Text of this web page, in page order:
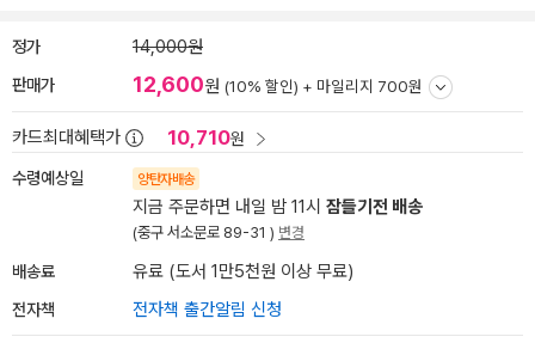
정가 14,000원
판매가 12,600원 (10% 할인) + 마일리지 700원
카드최대혜택가 10,710원
수령예상일 양탄자배송
지금 주문하면 내일 밤 11시 잠들기전 배송
(중구 서소문로 89-31 ) 변경
배송료 유료 (도서 1만5천원 이상 무료)
전자책 전자책 출간알림 신청